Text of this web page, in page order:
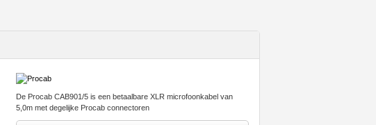
De Procab CAB901/5 is een betaalbare XLR microfoonkabel van
5,0m met degelijke Procab connectoren